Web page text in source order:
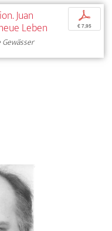
Juan
Leben
p
€ 7,95